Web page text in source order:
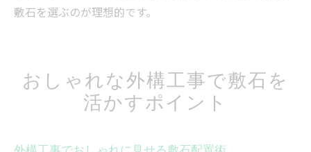
敷石を選ぶのが理想的です。
おしゃれな外構工事で敷石を
活かすポイント